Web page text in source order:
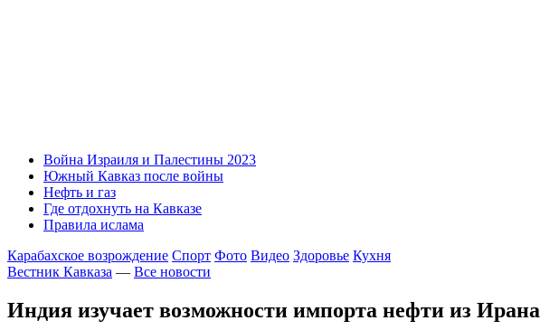
Война Израиля и Палестины 2023
Южный Кавказ после войны
Нефть и газ
Где отдохнуть на Кавказе
Правила ислама
Карабахское возрождение Спорт Фото Видео Здоровье Кухня
Вестник Кавказа — Все новости
Индия изучает возможности импорта нефти из Ирана